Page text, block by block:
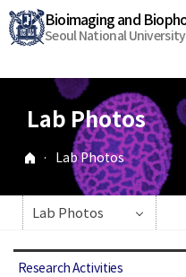
바
로
기
Bioimaging and
Seoul National University
Lab Photos
· Lab Photos
Lab Photos
Research Activities